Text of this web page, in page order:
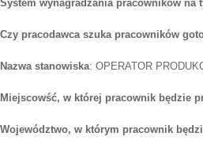
System wynagradzania pracowników na
Czy pracodawca szuka pracowników
Nazwa stanowiska: OPERATOR
Miejscowść, w której pracownik będzie
Województwo, w którym pracownik